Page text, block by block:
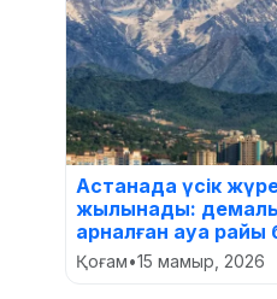
Астанада үсік
жылынады:
арналған ауа
Қоғам•15 мамыр, 2026